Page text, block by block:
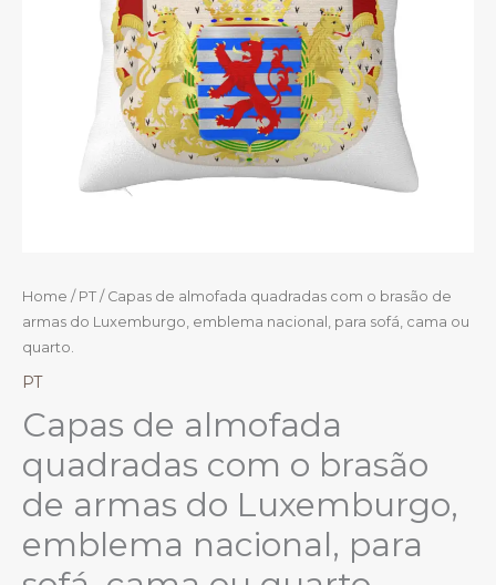
Home / PT / Capas de almofada quadradas com o brasão de
armas do Luxemburgo, emblema nacional, para sofá, cama ou
quarto.
PT
Capas de almofada
quadradas com o brasão
de armas do Luxemburgo,
emblema nacional, para